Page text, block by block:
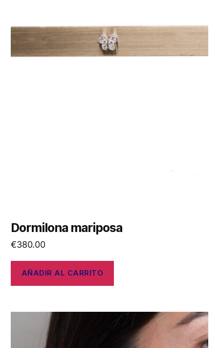
Dormilona mariposa
€380.00
AÑADIR AL CARRITO